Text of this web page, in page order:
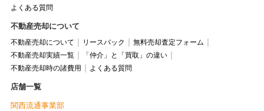
よくある質問
不動産売却について
不動産売却について リースバック
無料売却査定フォーム
不動産売却実績一覧
「仲介」と「買取」の違い
不動産売却時の諸費用
よくある質問
店舗一覧
関西流通事業部